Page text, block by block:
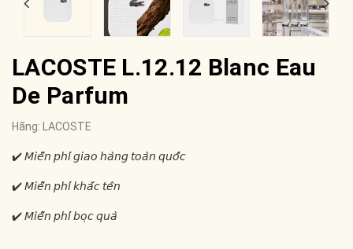
LACOSTE L.12.12 Blanc Eau
De Parfum
Hãng: LACOSTE
✔️ 𝘔𝘪𝘦̂̃𝘯 𝘱𝘩𝘪́ 𝘨𝘪𝘢𝘰 𝘩𝘢̀𝘯𝘨 𝘵𝘰𝘢̀𝘯 𝘲𝘶𝘰̂́𝘤
✔️ 𝘔𝘪𝘦̂̃𝘯 𝘱𝘩𝘪́ 𝘬𝘩𝘢̆́𝘤 𝘵𝘦̂𝘯
✔️ 𝘔𝘪𝘦̂̃𝘯 𝘱𝘩𝘪́ 𝘣𝘰̣𝘤 𝘲𝘶𝘢̀